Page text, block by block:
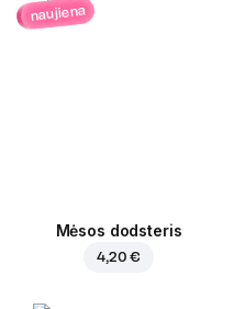
naujiena
Mėsos dodsteris
4,20 €